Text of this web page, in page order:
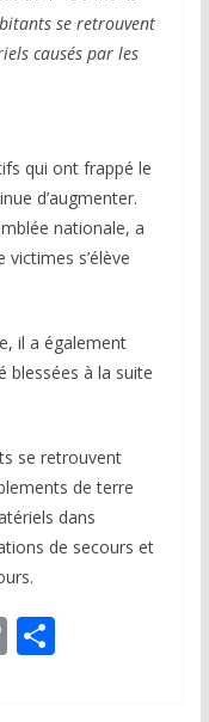
se retrouvent
causés par les
qui ont frappé le
d’augmenter.
nationale, a
s’élève
il a également
blessées à la suite
se retrouvent
de terre
dans
de secours et
C P